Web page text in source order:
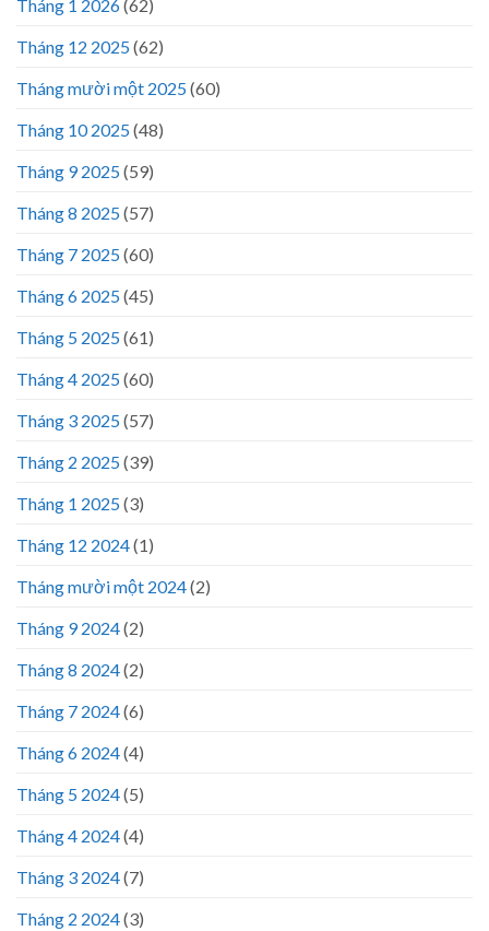
Tháng 1 2026(62)
Tháng 12 2025(62)
Tháng mười một 2025(60)
Tháng 10 2025(48)
Tháng 9 2025(59)
Tháng 8 2025(57)
Tháng 7 2025(60)
Tháng 6 2025(45)
Tháng 5 2025(61)
Tháng 4 2025(60)
Tháng 3 2025(57)
Tháng 2 2025(39)
Tháng 1 2025(3)
Tháng 12 2024(1)
Tháng mười một 2024(2)
Tháng 9 2024(2)
Tháng 8 2024(2)
Tháng 7 2024(6)
Tháng 6 2024(4)
Tháng 5 2024(5)
Tháng 4 2024(4)
Tháng 3 2024(7)
Tháng 2 2024(3)